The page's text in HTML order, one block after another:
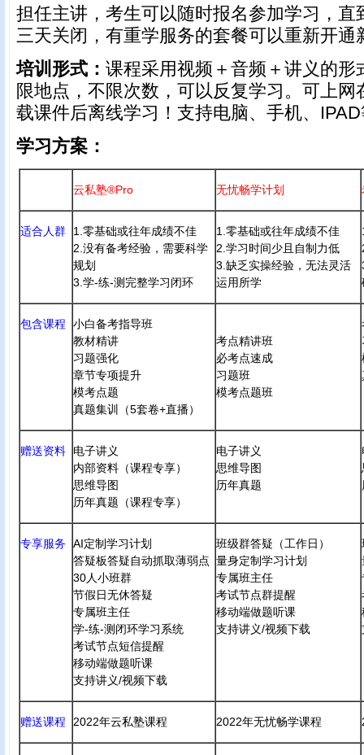
担任主讲，考生可以随时报名参加学习，直
三天关闭，有重学服务的套餐可以重新开通
培训形式： 课程采用视频＋音频＋讲义的形
限地点，不限次数，可以反复学习。可上网
载课件后离线学习！支持电脑、手机、
学习方案：
云私塾®Pro 无忧畅学计划
适合人群
1.零基础或往年成绩不佳
2.没有备考经验，需要科学
规划
3.学-练-测完整学习闭环
1.零基础或往年成绩不佳
2.学习时间少且自制力低
3.缺乏实操经验，无法灵活
运用所学
包含课程
小白备考指导班
教材精讲
习题强化
章节专项提升
模考点题
真题集训（5套卷+直播）
考点精讲班
必考点速成
习题班
模考点题班
赠送资料
电子讲义
内部资料（课程专享）
思维导图
历年真题（课程专享）
电子讲义
思维导图
历年真题
专享服务
AI定制学习计划
答疑板答疑自动抓取薄弱点
30人小班群
节假日无休答疑
专属班主任
学-练-测闭环学习系统
考试节点短信提醒
移动端做题听课
支持讲义/视频下载
班级群答疑（工作日）
量身定制学习计划
专属班主任
考试节点群提醒
移动端做题听课
支持讲义/视频下载
赠送课程 2022年云私塾课程 2022年无忧畅学课程